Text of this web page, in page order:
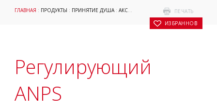
ПЕЧАТЬ
В ИЗБРАННОЕ
ГЛАВНАЯ : ПРОДУКТЫ : ПРИНЯТИЕ ДУША: АКСЕССУАРЫ ПРОФИЛИ :
Регулирующий
АNPS